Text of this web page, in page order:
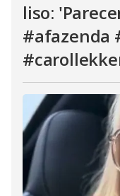
liso:
#afazenda